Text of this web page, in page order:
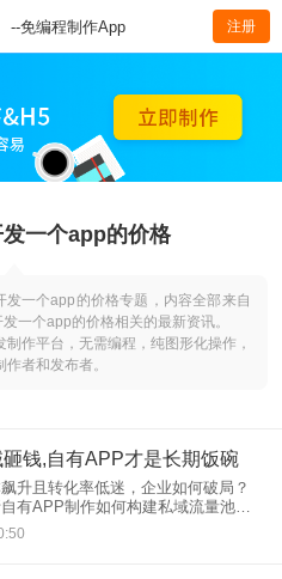
--免编程制作App 注册
一个app的价格
一个app的价格专题，内容全部来自
一个app的价格相关的最新资讯。
作平台，无需编程，纯图形化操作，
者和发布者。
钱,自有APP才是长期饭碗
升且转化率低迷，企业如何破局？
有APP制作如何构建私域流量池，
、数据自主权、场景融合等优势，